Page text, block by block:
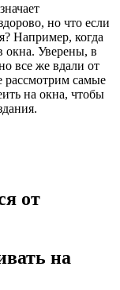
но что если
Например, когда
окна. Уверены, в
все же вдали от
рассмотрим самые
на окна, чтобы
от
на